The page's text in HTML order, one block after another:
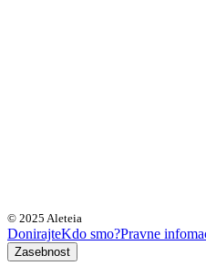
© 2025 Aleteia
DonirajteKdo smo?Pravne
Zasebnost